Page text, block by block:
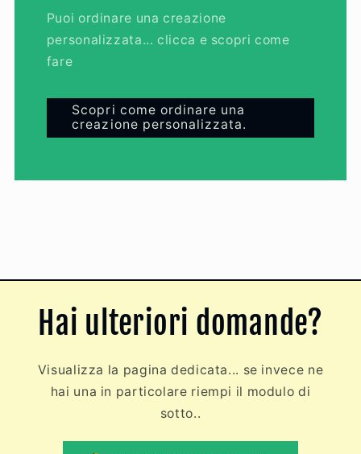
Puoi ordinare una creazione
personalizzata... clicca e scopri come
fare
Scopri come ordinare una
creazione personalizzata.
Hai ulteriori domande?
Visualizza la pagina dedicata... se invece ne
hai una in particolare riempi il modulo di
sotto..